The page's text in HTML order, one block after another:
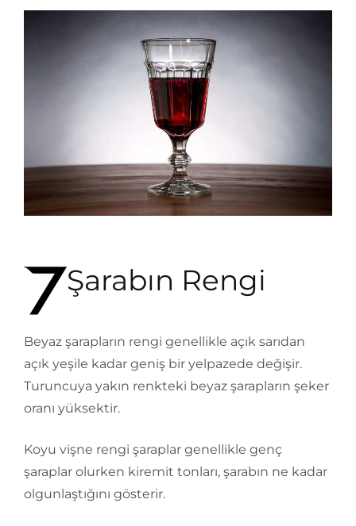
Şarabın Rengi
Beyaz şarapların rengi genellikle açık sarıdan
açık yeşile kadar geniş bir yelpazede değişir.
Turuncuya yakın renkteki beyaz şarapların şeker
oranı yüksektir.
Koyu vişne rengi şaraplar genellikle genç
şaraplar olurken kiremit tonları, şarabın ne kadar
olgunlaştığını gösterir.